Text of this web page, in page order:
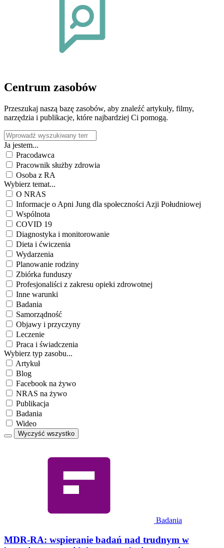
Centrum zasobów
Przeszukaj naszą bazę zasobów, aby znaleźć artykuły, filmy,
narzędzia i publikacje, które najbardziej Ci pomogą.
Ja jestem...
Pracodawca
Pracownik służby zdrowia
Osoba z RA
Wybierz temat...
O NRAS
Informacje o Apni Jung dla społeczności Azji Południowej
Wspólnota
COVID 19
Diagnostyka i monitorowanie
Dieta i ćwiczenia
Wydarzenia
Planowanie rodziny
Zbiórka funduszy
Profesjonaliści z zakresu opieki zdrowotnej
Inne warunki
Badania
Samorządność
Objawy i przyczyny
Leczenie
Praca i świadczenia
Wybierz typ zasobu...
Artykuł
Blog
Facebook na żywo
NRAS na żywo
Publikacja
Badania
Wideo
Wyczyść wszystko
Badania
MDR-RA: wspieranie badań nad trudnym w